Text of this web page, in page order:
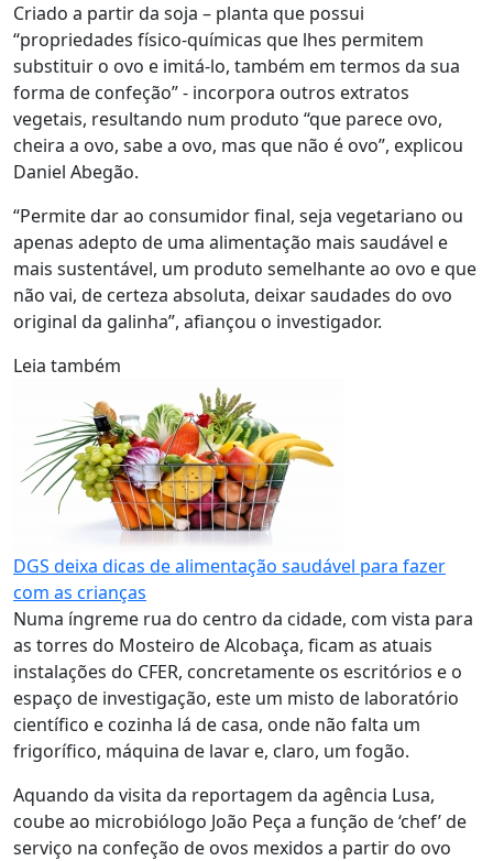
Criado a partir da soja – planta que possui
“propriedades físico-químicas que lhes permitem
substituir o ovo e imitá-lo, também em termos da sua
forma de confeção” - incorpora outros extratos
vegetais, resultando num produto “que parece ovo,
cheira a ovo, sabe a ovo, mas que não é ovo”, explicou
Daniel Abegão.
“Permite dar ao consumidor final, seja vegetariano ou
apenas adepto de uma alimentação mais saudável e
mais sustentável, um produto semelhante ao ovo e que
não vai, de certeza absoluta, deixar saudades do ovo
original da galinha”, afiançou o investigador.
Leia também
DGS deixa dicas de alimentação saudável para fazer
com as crianças
Numa íngreme rua do centro da cidade, com vista para
as torres do Mosteiro de Alcobaça, ficam as atuais
instalações do CFER, concretamente os escritórios e o
espaço de investigação, este um misto de laboratório
científico e cozinha lá de casa, onde não falta um
frigorífico, máquina de lavar e, claro, um fogão.
Aquando da visita da reportagem da agência Lusa,
coube ao microbiólogo João Peça a função de ‘chef’ de
serviço na confeção de ovos mexidos a partir do ovo